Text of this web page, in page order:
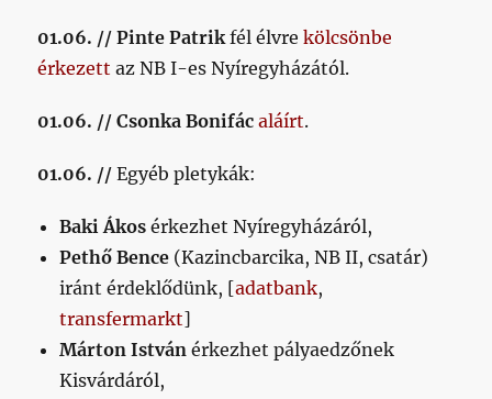
01.06. // Pinte Patrikfél élvrekölcsönbe
érkezett az NB I-es Nyíregyházától.
01.06. // Csonka Bonifác aláírt.
01.06. // Egyéb pletykák:
Baki Ákos érkezhet Nyíregyházáról,
Pethő Bence (Kazincbarcika, NB II, csatár)
iránt érdeklődünk, [adatbank,
transfermarkt]
Márton István érkezhet pályaedzőnek
Kisvárdáról,